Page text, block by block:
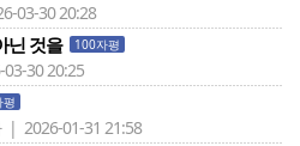
03-30 20:28
닌 것을 100자평
30 20:25
평
| 2026-01-31 21:58